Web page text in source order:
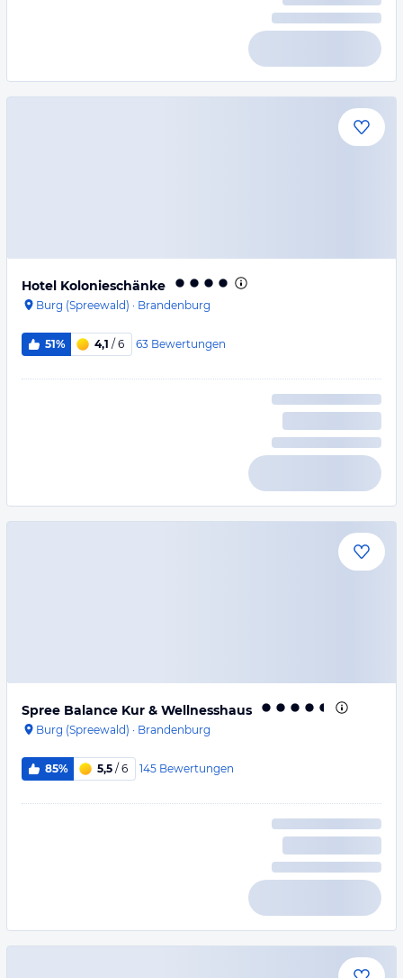
Hotel Kolonieschänke
Burg (Spreewald) · Brandenburg
51% 4,1 / 6 63 Bewertungen
Spree Balance Kur & Wellnesshaus
Burg (Spreewald) · Brandenburg
85% 5,5 / 6 145 Bewertungen